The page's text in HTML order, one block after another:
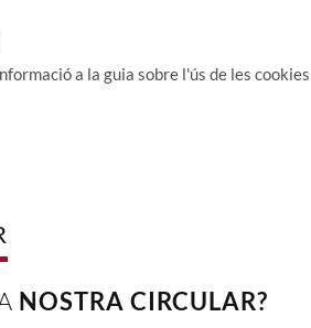
a la guia sobre l'ús de les
NOSTRA CIRCULAR?